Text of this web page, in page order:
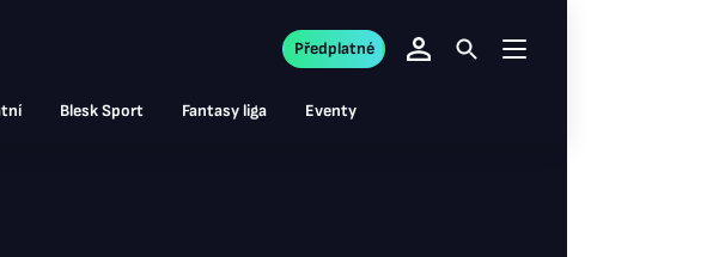
Blesk Sport Fantasy liga Eventy
Předplatné